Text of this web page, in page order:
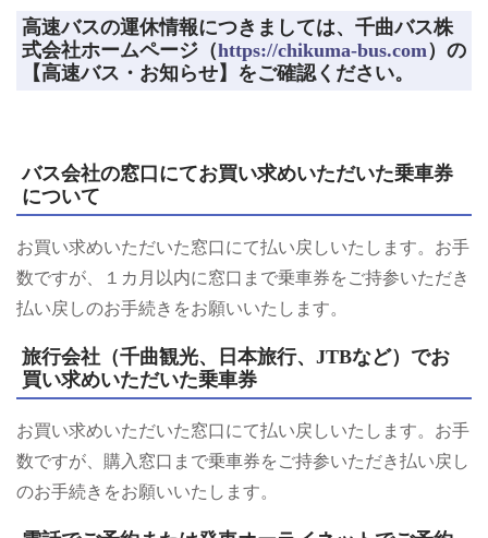
高速バスの運休情報につきましては、千曲バス株
式会社ホームページ（https://chikuma-bus.com）の
【高速バス・お知らせ】をご確認ください。
バス会社の窓口にてお買い求めいただいた乗車券
について
お買い求めいただいた窓口にて払い戻しいたします。お手
数ですが、１カ月以内に窓口まで乗車券をご持参いただき
払い戻しのお手続きをお願いいたします。
旅行会社（千曲観光、日本旅行、JTBなど）でお
買い求めいただいた乗車券
お買い求めいただいた窓口にて払い戻しいたします。お手
数ですが、購入窓口まで乗車券をご持参いただき払い戻し
のお手続きをお願いいたします。